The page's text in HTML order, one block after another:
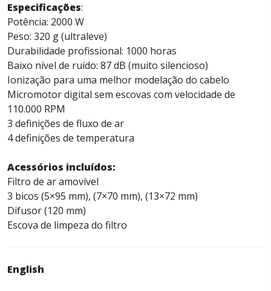
Especificações:
Potência: 2000 W
Peso: 320 g (ultraleve)
Durabilidade profissional: 1000 horas
Baixo nível de ruído: 87 dB (muito silencioso)
Ionização para uma melhor modelação do cabelo
Micromotor digital sem escovas com velocidade de
110.000 RPM
3 definições de fluxo de ar
4 definições de temperatura
Acessórios incluídos:
Filtro de ar amovível
3 bicos (5×95 mm), (7×70 mm), (13×72 mm)
Difusor (120 mm)
Escova de limpeza do filtro
English